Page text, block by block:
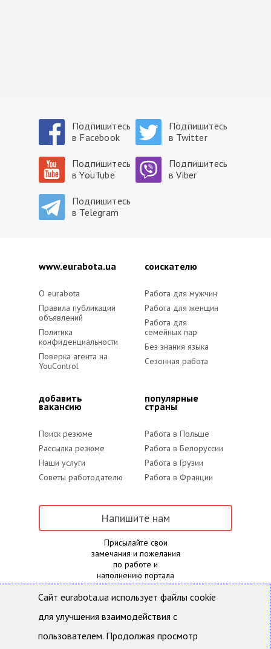
Подпишитесь
в Facebook
Подпишитесь
в Twitter
Подпишитесь
в YouTube
Подпишитесь
в Viber
Подпишитесь
в Telegram
www.eurabota.ua
O eurabota
Правила публикации
объявлений
Политика
конфиденциальности
Поверка агента на
YouControl
cоискателю
Работа для мужчин
Работа для женщин
Работа для
семейных пар
Без знания языка
Сезонная работа
добавить
вакансию
Поиск резюме
Рассылка резюме
Наши услуги
Советы работодателю
популярные
страны
Работа в Польше
Работа в Белоруссии
Работа в Грузии
Работа в Франции
Напишите нам
Присылайте свои
замечания и пожелания
по работе и
наполнению портала
Eurabota.ua- Поиск работы и подбор персонала
законодательством Украины. Использование
Сайт eurabota.ua использует файлы cookie
для улучшения взаимодействия с
пользователем. Продолжая просмотр